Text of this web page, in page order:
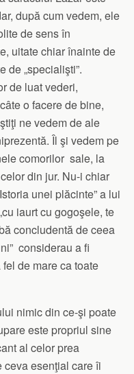
după cum vedem, ele
de sens în
uitate chiar înainte de
de „specialişti”.
de luat vederi,
o facere de bine,
ne vedem de ale
Îl şi vedem pe
comorilor sale, la
din jur. Nu-i chiar
unei plăcinte” a lui
iaurt cu gogoşele, te
concludentă de ceea
considerau a fi
de mare ca toate
nimic din ce-şi poate
este propriul sine
al celor prea
ceva esenţial care îi